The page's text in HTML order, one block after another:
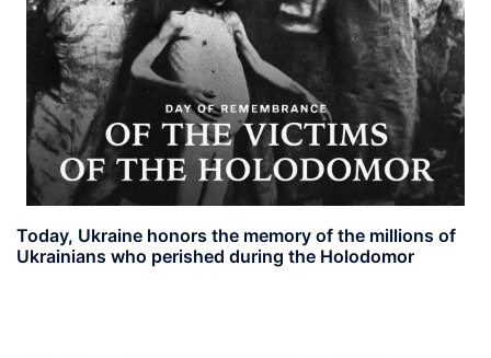
Today, Ukraine honors the memory of the millions of
Ukrainians who perished during the Holodomor